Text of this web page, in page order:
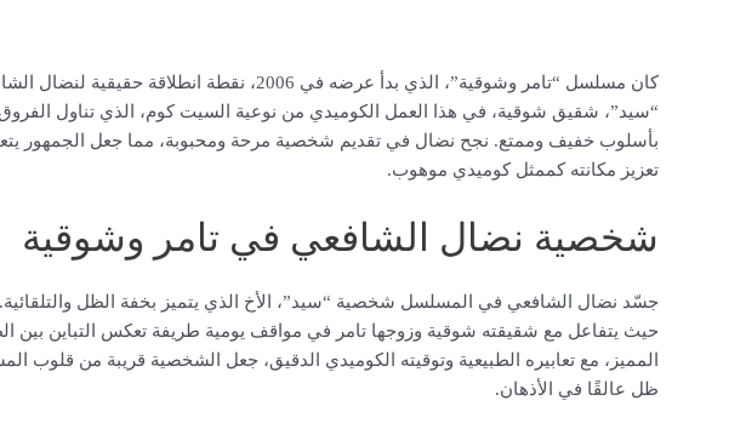
كان مسلسل “تامر وشوقية”، الذي بدأ عرضه في 2006، نقطة
“سيد”، شقيق شوقية، في هذا العمل الكوميدي من نوعية السيت كوم، الذي تناول الفروق
بأسلوب خفيف وممتع. نجح نضال في تقديم شخصية مرحة ومحبوبة، مما جعل الجمهور
تعزيز مكانته كممثل كوميدي موهوب.
شخصية نضال الشافعي في تامر وشوقية
جسّد نضال الشافعي في المسلسل شخصية “سيد”، الأخ الذي يتميز بخفة الظل
حيث يتفاعل مع شقيقته شوقية وزوجها تامر في مواقف يومية طريفة تعكس التباين بين
المميز، مع تعابيره الطبيعية وتوقيته الكوميدي الدقيق، جعل الشخصية قريبة من قلوب
ظل عالقًا في الأذهان.